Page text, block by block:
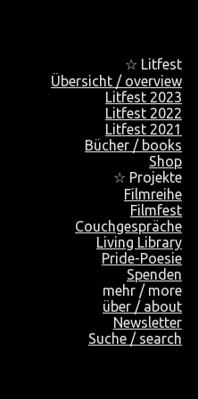
☆ Litfest
Übersicht / overview
Litfest 2023
Litfest 2022
Litfest 2021
Bücher / books
Shop
☆ Projekte
Filmreihe
Filmfest
Couchgespräche
Living Library
Pride-Poesie
Spenden
mehr / more
über / about
Newsletter
Suche / search